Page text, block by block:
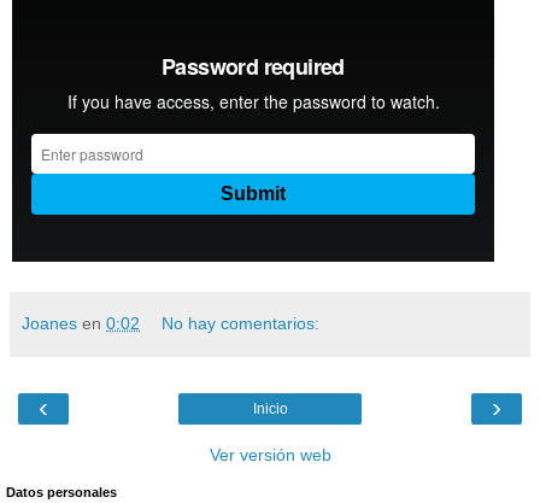
Joanes en 0:02 No hay comentarios:
‹ ›
Inicio
Ver versión web
Datos personales